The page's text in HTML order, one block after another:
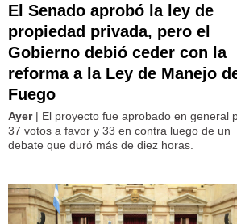
El Senado aprobó la ley de
propiedad privada, pero el
Gobierno debió ceder con la
reforma a la Ley de Manejo
Fuego
Ayer| El proyecto fue aprobado en general
37 votos a favor y 33 en contra luego de un
debate que duró más de diez horas.